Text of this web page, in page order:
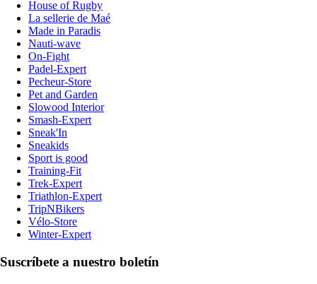
House of Rugby
La sellerie de Maé
Made in Paradis
Nauti-wave
On-Fight
Padel-Expert
Pecheur-Store
Pet and Garden
Slowood Interior
Smash-Expert
Sneak'In
Sneakids
Sport is good
Training-Fit
Trek-Expert
Triathlon-Expert
TripNBikers
Vélo-Store
Winter-Expert
Suscríbete a nuestro boletín